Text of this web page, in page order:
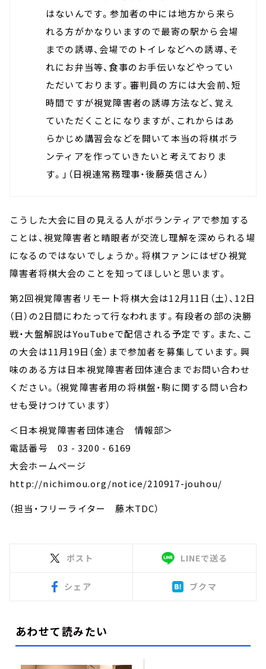
はないんです。参加者の中には地方から来ら
れる方がかなりいますので最寄の駅から会場
までの誘導、会場でのトイレなどへの誘導、そ
れにお弁当等、食事のお手伝いなどやってい
ただいております。審判員の方には大会前、短
時間ですが視覚障害者の誘導方法など、覚え
ていただくことになりますが、これからはあ
らかじめ講習会などを開いて本当の将棋ボラ
ンティアを作っていきたいと考えておりま
す。 」（日視連常務理事・後藤英信さん）
こうした大会に目の見える人がボランティアで参加する
ことは、視覚障害者と晴眼者が交流し理解を深められる場
になるのではないでしょうか。将棋ファンにはぜひ視覚
障害者将棋大会のことを知ってほしいと思います。
第2回視覚障害者リモート将棋大会は12月11日（土）、12日
（日）の2日間にわたって行なわれます。有段者の部の決勝
戦・大盤解説はYouTubeで配信される予定です。また、こ
の大会は11月19日（金）まで参加者を募集しています。興
味のある方は日本視覚障害者団体連合までお問い合わせ
ください。（視覚障害者用の将棋盤・駒に関する問い合わ
せも受けつけています）
＜日本視覚障害者団体連合 情報部＞
電話番号 03 - 3200 - 6169
大会ホームページ
http://nichimou.org/notice/210917-jouhou/
（担当・フリーライター 藤木TDC）
ポスト LINEで送る
シェア ブクマ
あわせて読みたい